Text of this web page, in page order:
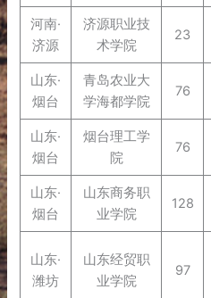
河南·
济源
济源职业技
术学院
23
山东·
烟台
青岛农业大
学海都学院
76
山东·
烟台
烟台理工学
院
76
山东·
烟台
山东商务职
业学院
128
山东·
潍坊
山东经贸职
业学院
97